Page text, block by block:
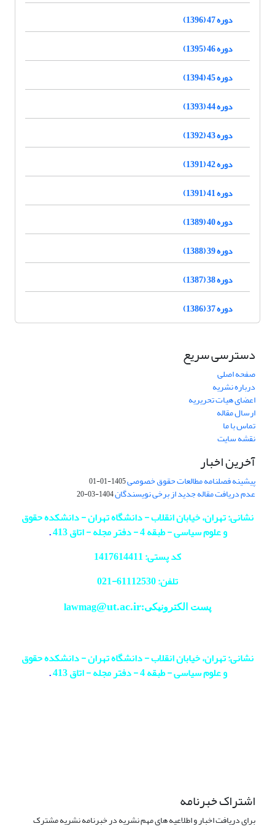
دوره 47 (1396)
دوره 46 (1395)
دوره 45 (1394)
دوره 44 (1393)
دوره 43 (1392)
دوره 42 (1391)
دوره 41 (1391)
دوره 40 (1389)
دوره 39 (1388)
دوره 38 (1387)
دوره 37 (1386)
دسترسی سریع
صفحه اصلی
درباره نشریه
اعضای هیات تحریریه
ارسال مقاله
تماس با ما
نقشه سایت
آخرین اخبار
پیشینه فصلنامه مطالعات حقوق خصوصی1405-01-01
عدم دریافت مقاله جدید از برخی نویسندگان1404-03-20
نشانی: تهران، خیابان انقلاب - دانشگاه تهران - دانشکده حقوق
و علوم سیاسی - طبقه 4 - دفتر مجله - اتاق 413
.
کد پستی: 1417614411
تلفن: 61112530-
021
پست الکترونیکی:lawmag@ut.ac.ir
نشانی: تهران، خیابان انقلاب - دانشگاه تهران - دانشکده حقوق
و علوم سیاسی - طبقه 4 - دفتر مجله - اتاق 413
.
اشتراک خبرنامه
برای دریافت اخبار و اطلاعیه های مهم نشریه در خبرنامه نشریه مشترک